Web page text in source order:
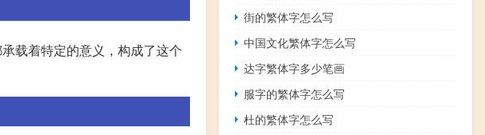
载着特定的意义，构成了这个
街的繁体字怎么写
中国文化繁体字怎么写
达字繁体字多少笔画
服字的繁体字怎么写
杜的繁体字怎么写